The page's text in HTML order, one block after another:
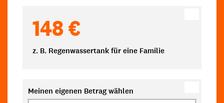
148 €
z. B. Regenwassertank für eine Familie
Meinen eigenen Betrag wählen